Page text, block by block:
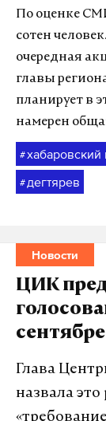
По оценке
сотен
очередная
главы
планирует в
намерен
#хабаровский
# дегтярев
Новости
ЦИК
Глава
назвала